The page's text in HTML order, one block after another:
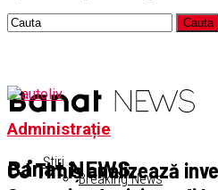
Banat NEWS
Știri
Breaking News
Administrație
CJ Timiș analizează